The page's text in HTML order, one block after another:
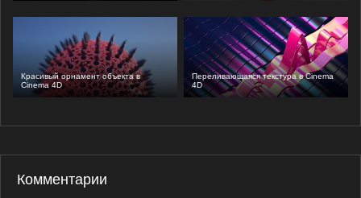
Красивый орнамент объекта в
Cinema 4D
Переливающаяся текстура в Cinema
4D
Комментарии